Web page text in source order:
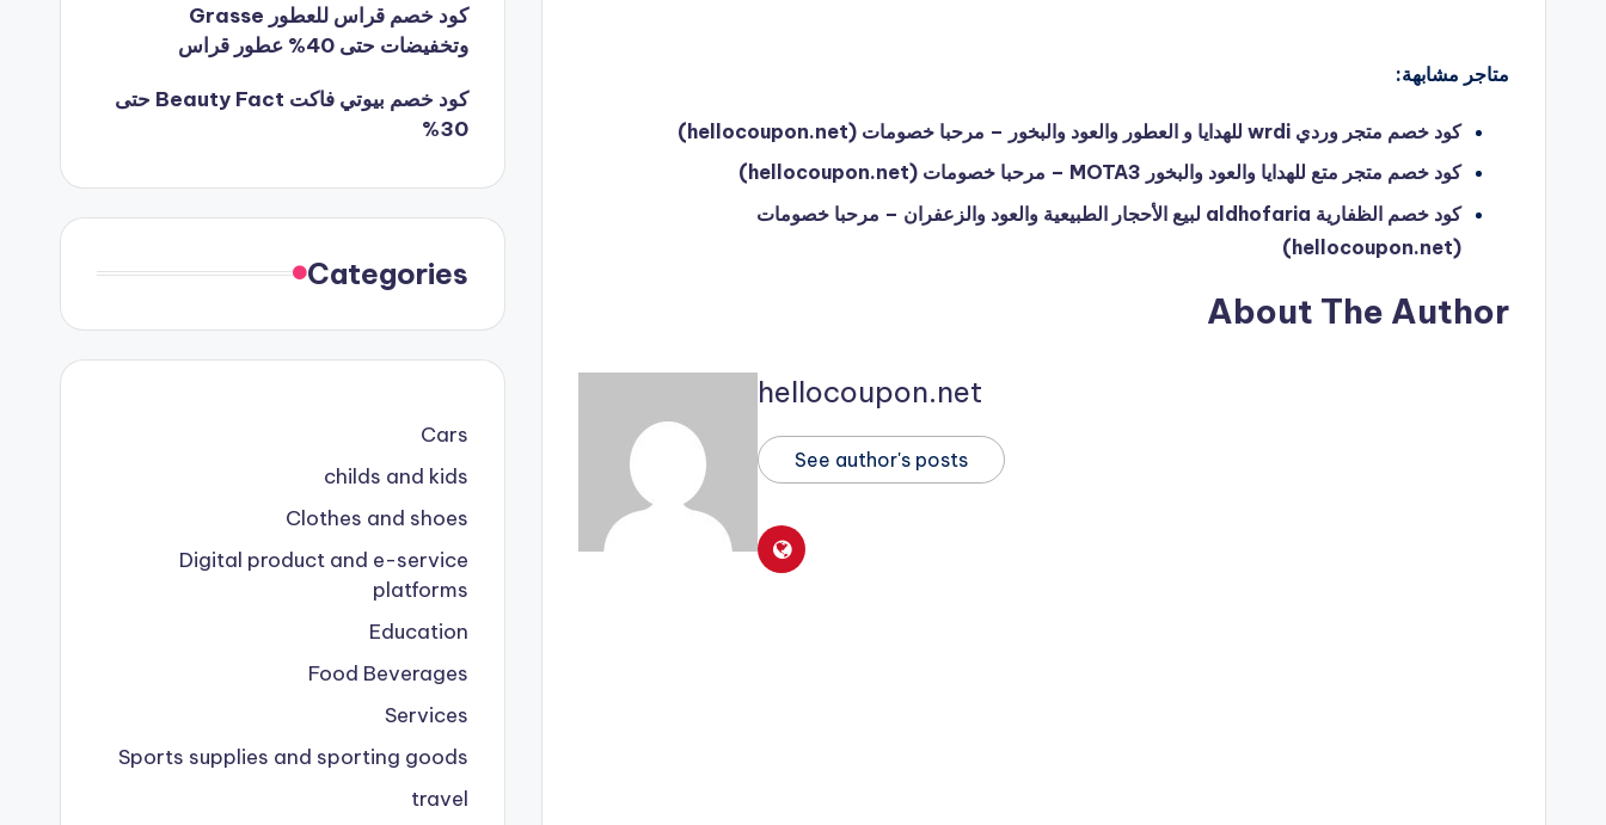
متاجر مشابهة:
كود خصم متجر وردي wrdi للهدايا و العطور والعود والبخور – مرحبا خصومات (hellocoupon.net)
كود خصم متجر متع للهدايا والعود والبخور MOTA3 – مرحبا خصومات (hellocoupon.net)
كود خصم الظفارية aldhofaria لبيع الأحجار الطبيعية والعود والزعفران – مرحبا خصومات
(hellocoupon.net)
About The Author
hellocoupon.net
See author's posts
كود خصم قراس للعطور Grasse
وتخفيضات حتى 40% عطور قراس
كود خصم بيوتي فاكت Beauty Fact حتى
30%
Categories
Cars
childs and kids
Clothes and shoes
Digital product and e-service
platforms
Education
Food Beverages
Services
Sports supplies and sporting goods
travel